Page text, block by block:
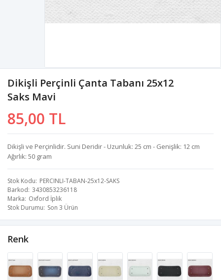
Dikişli Perçinli Çanta Tabanı 25x12
Saks Mavi
85,00 TL
Dikişli ve Perçinlidir. Suni Deridir - Uzunluk: 25 cm - Genişlik: 12 cm
Ağırlık: 50 gram
Stok Kodu PERCINLI-TABAN-25x12-SAKS
Barkod 3430853236118
Marka Oxford İplik
Stok Durumu Son 3 Ürün
Renk